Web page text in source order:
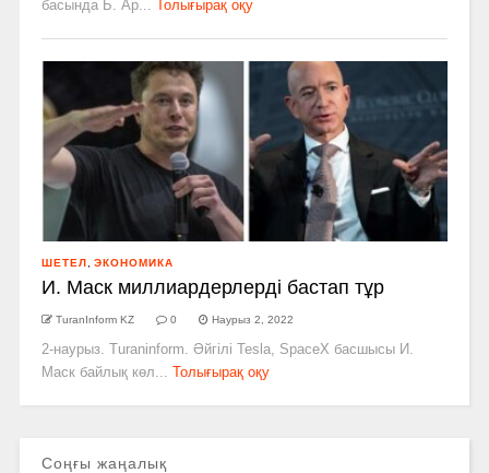
басында Б. Ар...
Толығырақ оқу
ШЕТЕЛ ЭКОНОМИКА
И. Маск миллиардерлерді бастап тұр
TuranInform KZ 0 Наурыз 2, 2022
2-наурыз. Turaninform. Әйгілі Tesla, SpaceX басшысы И.
Маск байлық көл...
Толығырақ оқу
Соңғы жаңалық